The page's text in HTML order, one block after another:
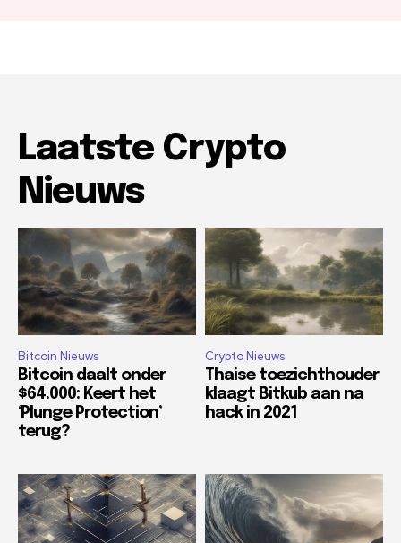
Laatste Crypto
Nieuws
Bitcoin Nieuws
Bitcoin daalt onder
$64.000: Keert het
‘Plunge Protection’
terug?
Crypto Nieuws
Thaise toezichthouder
klaagt Bitkub aan na
hack in 2021